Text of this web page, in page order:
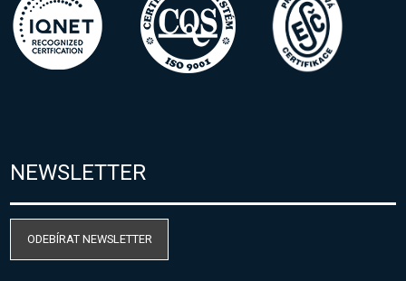
NEWSLETTER
ODEBÍRAT NEWSLETTER